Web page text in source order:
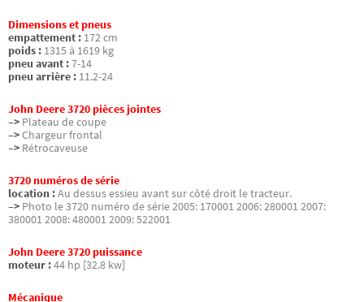
Dimensions et pneus
empattement : 172 cm
poids : 1315 à 1619 kg
pneu avant :7-14
pneu arrière : 11.2-24
John Deere 3720 pièces jointes
–> Plateau de coupe
–>Chargeur frontal
–> Rétrocaveuse
3720 numéros de série
location :Au dessus essieu avant sur côté droit le tracteur.
–> Photo le 3720 numéro de série 2005: 170001 2006: 280001 2007:
380001 2008: 480001 2009: 522001
John Deere 3720 puissance
moteur :44 hp [32.8 kw]
Mécanique